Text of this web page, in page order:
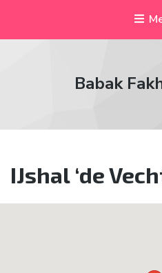
Babak
IJshal ‘de